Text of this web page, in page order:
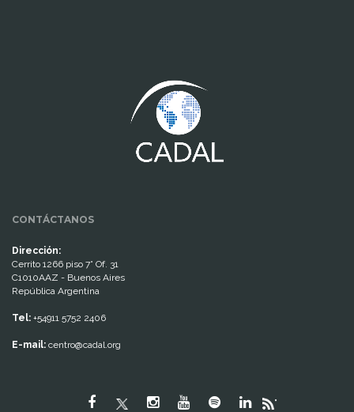
CONTÁCTANOS
Dirección:
Cerrito 1266 piso 7° Of. 31
C1010AAZ - Buenos Aires
República Argentina
Tel: +54911 5752 2406
E-mail: centro@cadal.org
"